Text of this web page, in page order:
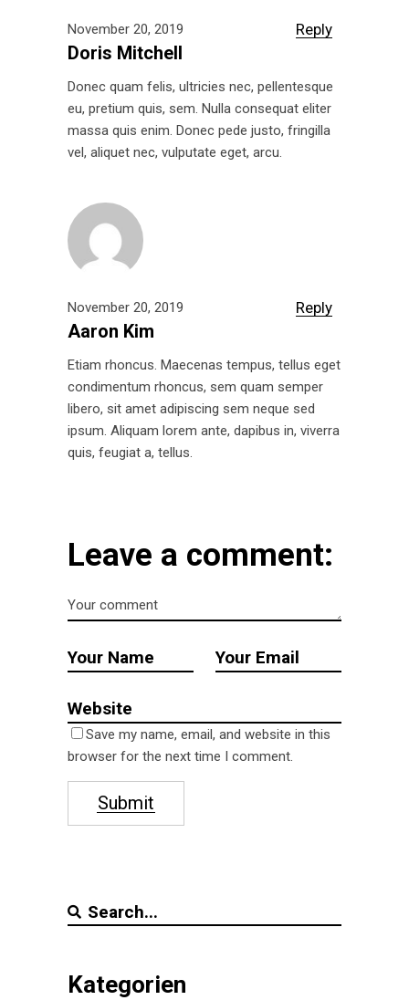
November 20, 2019 Reply
Doris Mitchell
Donec quam felis, ultricies nec, pellentesque
eu, pretium quis, sem. Nulla consequat eliter
massa quis enim. Donec pede justo, fringilla
vel, aliquet nec, vulputate eget, arcu.
November 20, 2019 Reply
Aaron Kim
Etiam rhoncus. Maecenas tempus, tellus eget
condimentum rhoncus, sem quam semper
libero, sit amet adipiscing sem neque sed
ipsum. Aliquam lorem ante, dapibus in, viverra
quis, feugiat a, tellus.
Leave a comment:
Save my name, email, and website in this
browser for the next time I comment.
Submit
Search
for:
Kategorien